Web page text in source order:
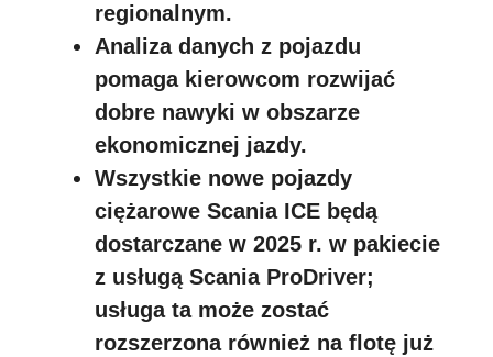
regionalnym.
Analiza danych z pojazdu
pomaga kierowcom rozwijać
dobre nawyki w obszarze
ekonomicznej jazdy.
Wszystkie nowe pojazdy
ciężarowe Scania ICE będą
dostarczane w 2025 r. w pakiecie
z usługą Scania ProDriver;
usługa ta może zostać
rozszerzona również na flotę już